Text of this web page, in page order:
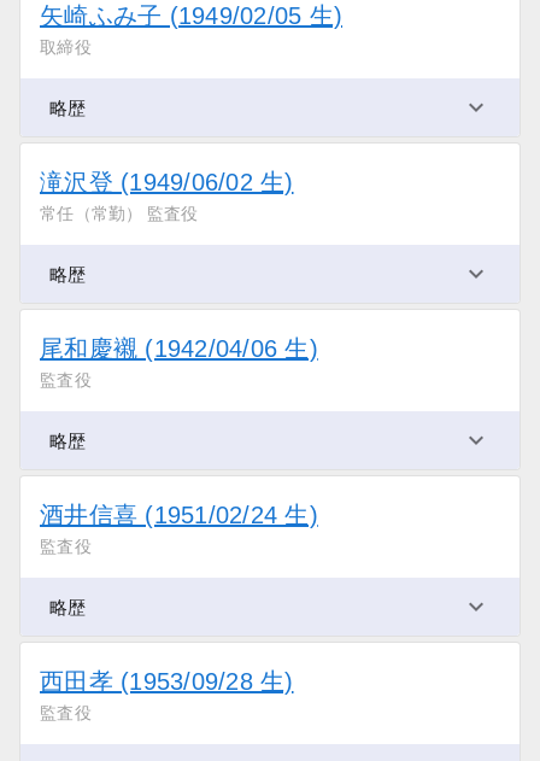
矢崎ふみ子 (1949/02/05 生)
取締役
略歴
滝沢登 (1949/06/02 生)
常任（常勤） 監査役
略歴
尾和慶襯 (1942/04/06 生)
監査役
略歴
酒井信喜 (1951/02/24 生)
監査役
略歴
西田孝 (1953/09/28 生)
監査役